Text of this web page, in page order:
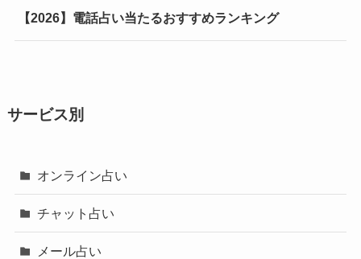
【2026】電話占い当たるおすすめランキング
サービス別
オンライン占い
チャット占い
メール占い